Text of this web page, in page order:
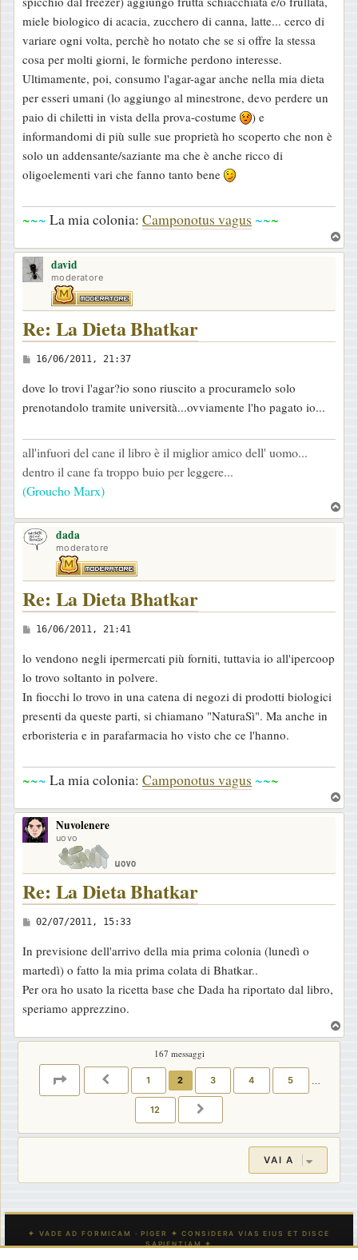
i
o
miele biologico di acacia, zucchero di canna, latte... cerco di
variare ogni volta, perchè ho notato che se si offre la stessa
cosa per molti giorni, le formiche perdono interesse.
Ultimamente, poi, consumo l'agar-agar anche nella mia dieta
per esseri umani (lo aggiungo al minestrone, devo perdere un
paio di chiletti in vista della prova-costume
) e
informandomi di più sulle sue proprietà ho scoperto che non è
solo un addensante/saziante ma che è anche ricco di
oligoelementi vari che fanno tanto bene
~~~ La mia colonia: Camponotus vagus ~~~
o
david
moderatore
Re: La Dieta Bhatkar
M
s
s
g
g
i
16/06/2011, 21:37
dove lo trovi l'agar?io sono riuscito a procuramelo solo
prenotandolo tramite università...ovviamente l'ho pagato io...
all'infuori del cane il libro è il miglior amico dell' uomo...
dentro il cane fa troppo buio per leggere...
(Groucho Marx)
o
dada
moderatore
Re: La Dieta Bhatkar
M
s
a
g
g
o
16/06/2011, 21:41
lo vendono negli ipermercati più forniti, tuttavia io all'ipercoop
lo trovo soltanto in polvere.
In fiocchi lo trovo in una catena di negozi di prodotti biologici
presenti da queste parti, si chiamano "NaturaSì". Ma anche in
erboristeria e in parafarmacia ho visto che ce l'hanno.
~~~ La mia colonia: Camponotus vagus ~~~
o
Nuvolenere
uovo
Re: La Dieta Bhatkar
M
s
s
a
g
g
02/07/2011, 15:33
In previsione dell'arrivo della mia prima colonia (lunedì o
martedì) o fatto la mia prima colata di Bhatkar..
Per ora ho usato la ricetta base che Dada ha riportato dal libro,
speriamo apprezzino.
o
167 messaggi
PAGINA2 PRECEDENTE
1 2 3 4 5 …
12
VAI A